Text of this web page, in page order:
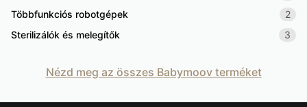
Többfunkciós robotgépek
2
Sterilizálók és melegítők
3
Nézd meg az összes Babymoov terméket